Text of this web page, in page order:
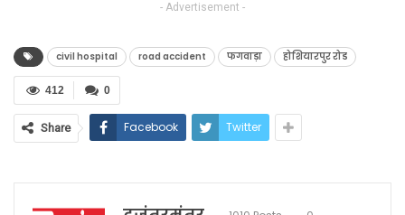
- Advertisement -
civil hospital road accident फगवाड़ा होशियारपुर रोड
0
412
Share Facebook Twitter